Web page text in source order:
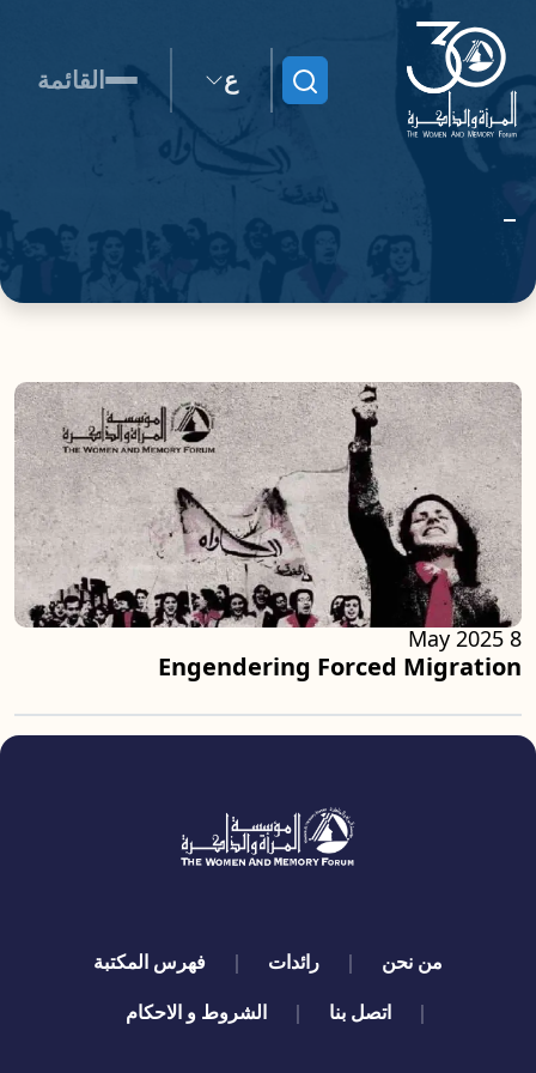
ابحث ع القائمة
Engendering Forced Migration
8 May 2025
quick links
من نحن رائدات
فهرس المكتبة
اتصل بنا
الشروط و الاحكام